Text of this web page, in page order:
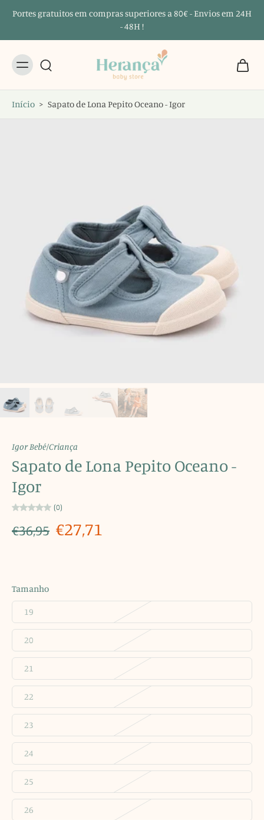
Portes gratuitos em compras superiores a 80€ - Envios em 24H
- 48H !
Início > Sapato de Lona Pepito Oceano - Igor
Igor Bebé/Criança
Sapato de Lona Pepito Oceano -
Igor
(0)
€36,95 €27,71
Tamanho
19
20
21
22
23
24
25
26